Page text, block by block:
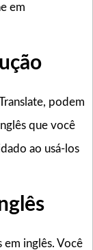
em
podem
que você
ao usá-los
inglês. Você